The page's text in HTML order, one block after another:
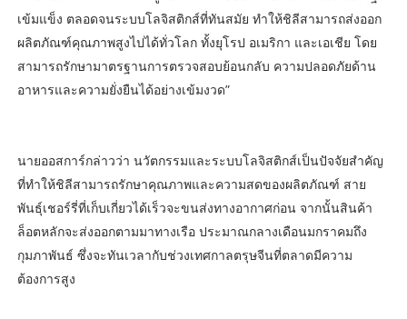
เข้มแข็ง ตลอดจนระบบโลจิสติกส์ที่ทันสมัย ทำให้ชิลีสามารถส่งออก
ผลิตภัณฑ์คุณภาพสูงไปได้ทั่วโลก ทั้งยุโรป อเมริกา และเอเชีย โดย
สามารถรักษามาตรฐานการตรวจสอบย้อนกลับ ความปลอดภัยด้าน
อาหารและความยั่งยืนได้อย่างเข้มงวด”
นายออสการ์กล่าวว่า นวัตกรรมและระบบโลจิสติกส์เป็นปัจจัยสำคัญ
ที่ทำให้ชิลีสามารถรักษาคุณภาพและความสดของผลิตภัณฑ์ สาย
พันธุ์เชอร์รี่ที่เก็บเกี่ยวได้เร็วจะขนส่งทางอากาศก่อน จากนั้นสินค้า
ล็อตหลักจะส่งออกตามมาทางเรือ ประมาณกลางเดือนมกราคมถึง
กุมภาพันธ์ ซึ่งจะทันเวลากับช่วงเทศกาลตรุษจีนที่ตลาดมีความ
ต้องการสูง